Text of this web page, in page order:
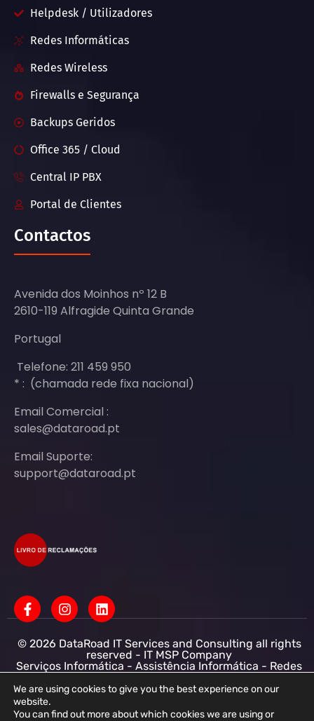
Helpdesk / Utilizadores
Redes Informáticas
Redes Wireless
Firewalls e Segurança
Backups Geridos
Office 365 / Cloud
Central IP PBX
Portal de Clientes
Contactos
Avenida dos Moinhos nº 12 B
2610-119 Alfragide Quinta Grande
Portugal
Telefone: 211 459 950
* : (chamada rede fixa nacional)
Email Comercial :
sales@dataroad.pt
Email Suporte:
support@dataroad.pt
© 2026 DataRoad IT Services and Consulting all rights
reserved - IT MSP Company
Serviços Informática - Assistência Informática - Redes
Empresarial
DataRoad IT Services and Consulting LDA NIF:
We are using cookies to give you the best experience on our
website.
You can find out more about which cookies we are using or